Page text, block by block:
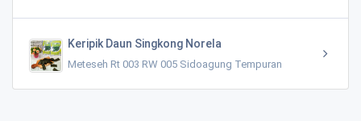
Keripik Daun Singkong Norela
Meteseh Rt 003 RW 005 Sidoagung Tempuran